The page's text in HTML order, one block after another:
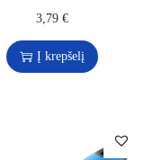
3,79 €
Į krepšelį